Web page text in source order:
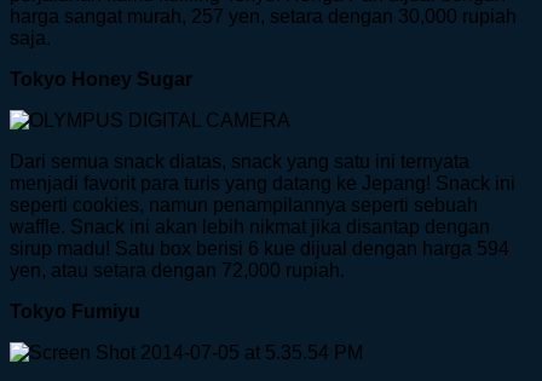
harga sangat murah, 257 yen, setara dengan 30,000 rupiah
saja.
Tokyo Honey Sugar
Dari semua snack diatas, snack yang satu ini ternyata
menjadi favorit para turis yang datang ke Jepang! Snack ini
seperti cookies, namun penampilannya seperti sebuah
waffle. Snack ini akan lebih nikmat jika disantap dengan
sirup madu! Satu box berisi 6 kue dijual dengan harga 594
yen, atau setara dengan 72,000 rupiah.
Tokyo Fumiyu